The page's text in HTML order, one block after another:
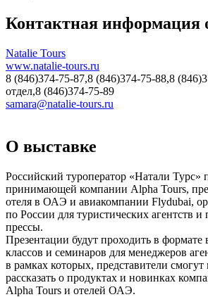
Контактная информация
Natalie Tours
www.natalie-tours.ru
8 (846)374-75-87,8 (846)374-75-88,8
отдел,8 (846)374-75-89
samara@natalie-tours.ru
О выставке
Российский туроператор «Натали Турс»
принимающей компании Alpha Tours,
отеля в ОАЭ и авиакомпании Flydubai,
по России для туристических агентств и
прессы.
Презентации будут проходить в формате
классов и семинаров для менеджеров
в рамках которых, представители
рассказать о продуктах и новинках
Alpha Tours и отелей ОАЭ.